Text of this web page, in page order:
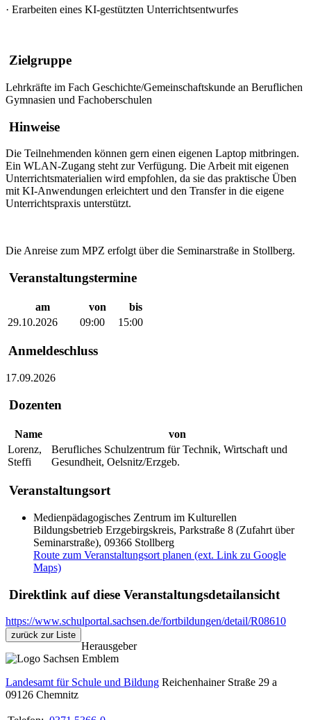
· Erarbeiten eines KI-gestützten Unterrichtsentwurfes
Zielgruppe
Lehrkräfte im Fach Geschichte/Gemeinschaftskunde an Beruflichen
Gymnasien und Fachoberschulen
Hinweise
Die Teilnehmenden können gern einen eigenen Laptop mitbringen.
Ein WLAN-Zugang steht zur Verfügung. Die Arbeit mit eigenen
Unterrichtsmaterialien wird empfohlen, da sie das praktische Üben
mit KI-Anwendungen erleichtert und den Transfer in die eigene
Unterrichtspraxis unterstützt.
Die Anreise zum MPZ erfolgt über die Seminarstraße in Stollberg.
Veranstaltungstermine
am von
bis
29.10.2026
09:00 15:00
Anmeldeschluss
17.09.2026
Dozenten
Name
von
Lorenz,
Steffi
Berufliches Schulzentrum für Technik, Wirtschaft und
Gesundheit, Oelsnitz/Erzgeb.
Veranstaltungsort
Medienpädagogisches Zentrum im Kulturellen
Bildungsbetrieb Erzgebirgskreis, Parkstraße 8 (Zufahrt über
Seminarstraße), 09366 Stollberg
Route zum Veranstaltungsort planen (ext. Link zu Google
Maps)
Direktlink auf diese Veranstaltungsdetailansicht
https://www.schulportal.sachsen.de/fortbildungen/detail/R08610
zurück zur Liste
Herausgeber
Landesamt für Schule und Bildung Reichenhainer Straße 29 a
09126 Chemnitz